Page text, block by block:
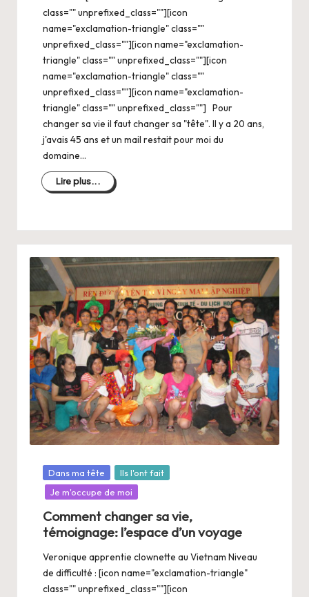
class="" unprefixed_class=""][icon
name="exclamation-triangle" class=""
unprefixed_class=""][icon name="exclamation-
triangle" class="" unprefixed_class=""][icon
name="exclamation-triangle" class=""
unprefixed_class=""][icon name="exclamation-
triangle" class="" unprefixed_class=""] Pour
changer sa vie il faut changer sa "tête". Il y a 20 ans,
j'avais 45 ans et un mail restait pour moi du
domaine…
Lire plus...
Posté
dans
Dans ma tête
Ils l'ont fait
Je m'occupe de moi
Comment changer sa vie,
témoignage: l’espace d’un voyage
Veronique apprentie clownette au Vietnam Niveau
de difficulté : [icon name="exclamation-triangle"
class="" unprefixed_class=""][icon